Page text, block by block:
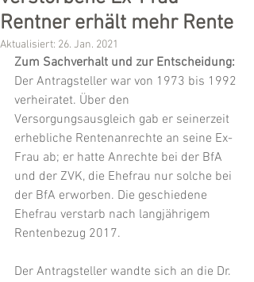
Rentner erhält mehr Rente
Aktualisiert: 26. Jan. 2021
Zum Sachverhalt und zur Entscheidung:
Der Antragsteller war von 1973 bis 1992
verheiratet. Über den
Versorgungsausgleich gab er seinerzeit
erhebliche Rentenanrechte an seine Ex-
Frau ab; er hatte Anrechte bei der BfA
und der ZVK, die Ehefrau nur solche bei
der BfA erworben. Die geschiedene
Ehefrau verstarb nach langjährigem
Rentenbezug 2017.
Der Antragsteller wandte sich an die Dr.